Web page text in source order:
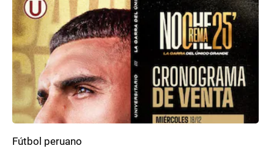
Fútbol peruano